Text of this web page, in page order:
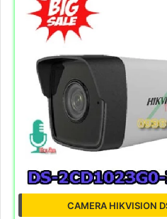
CAMERA HIKVISION